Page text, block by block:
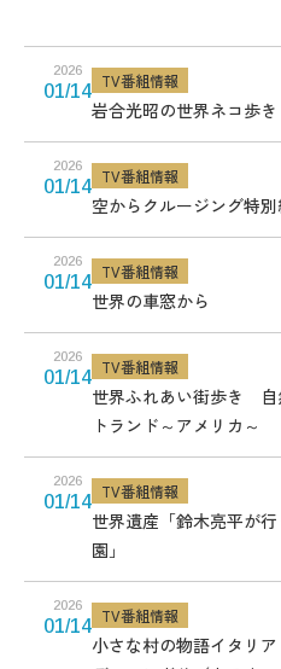
2026
01/14
TV番組情報
岩合光昭の世界ネコ歩
2026
01/14
TV番組情報
空からクルージング特
2026
01/14
TV番組情報
世界の車窓から
2026
01/14
TV番組情報
世界ふれあい街歩き
トランド～アメリカ～
2026
01/14
TV番組情報
世界遺産「鈴木亮平が
園」
2026
01/14
TV番組情報
小さな村の物語イタリ